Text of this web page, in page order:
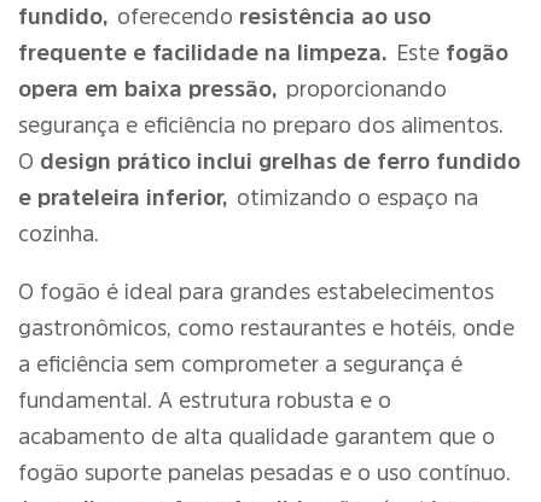
fundido, oferecendo resistência ao uso
frequente e facilidade na limpeza.
Este fogão
opera em baixa pressão, proporcionando
segurança e eficiência no preparo dos alimentos.
O design prático inclui grelhas de ferro fundido
e prateleira inferior, otimizando o espaço na
cozinha.
O fogão é ideal para grandes estabelecimentos
gastronômicos, como restaurantes e hotéis, onde
a eficiência sem comprometer a segurança é
fundamental. A estrutura robusta e o
acabamento de alta qualidade garantem que o
fogão suporte panelas pesadas e o uso contínuo.